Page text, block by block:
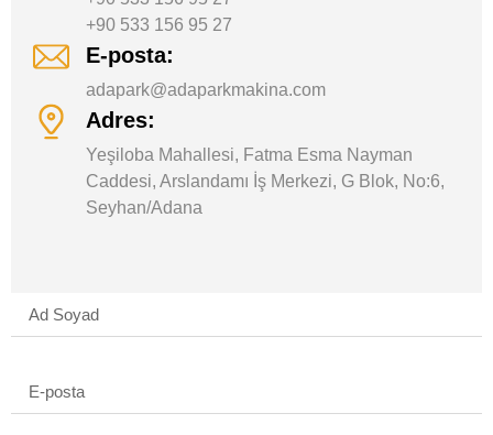
+90 533 156 95 27
E-posta:
adapark@adaparkmakina.com
Adres:
Yeşiloba Mahallesi, Fatma Esma Nayman
Caddesi, Arslandamı İş Merkezi, G Blok, No:6,
Seyhan/Adana